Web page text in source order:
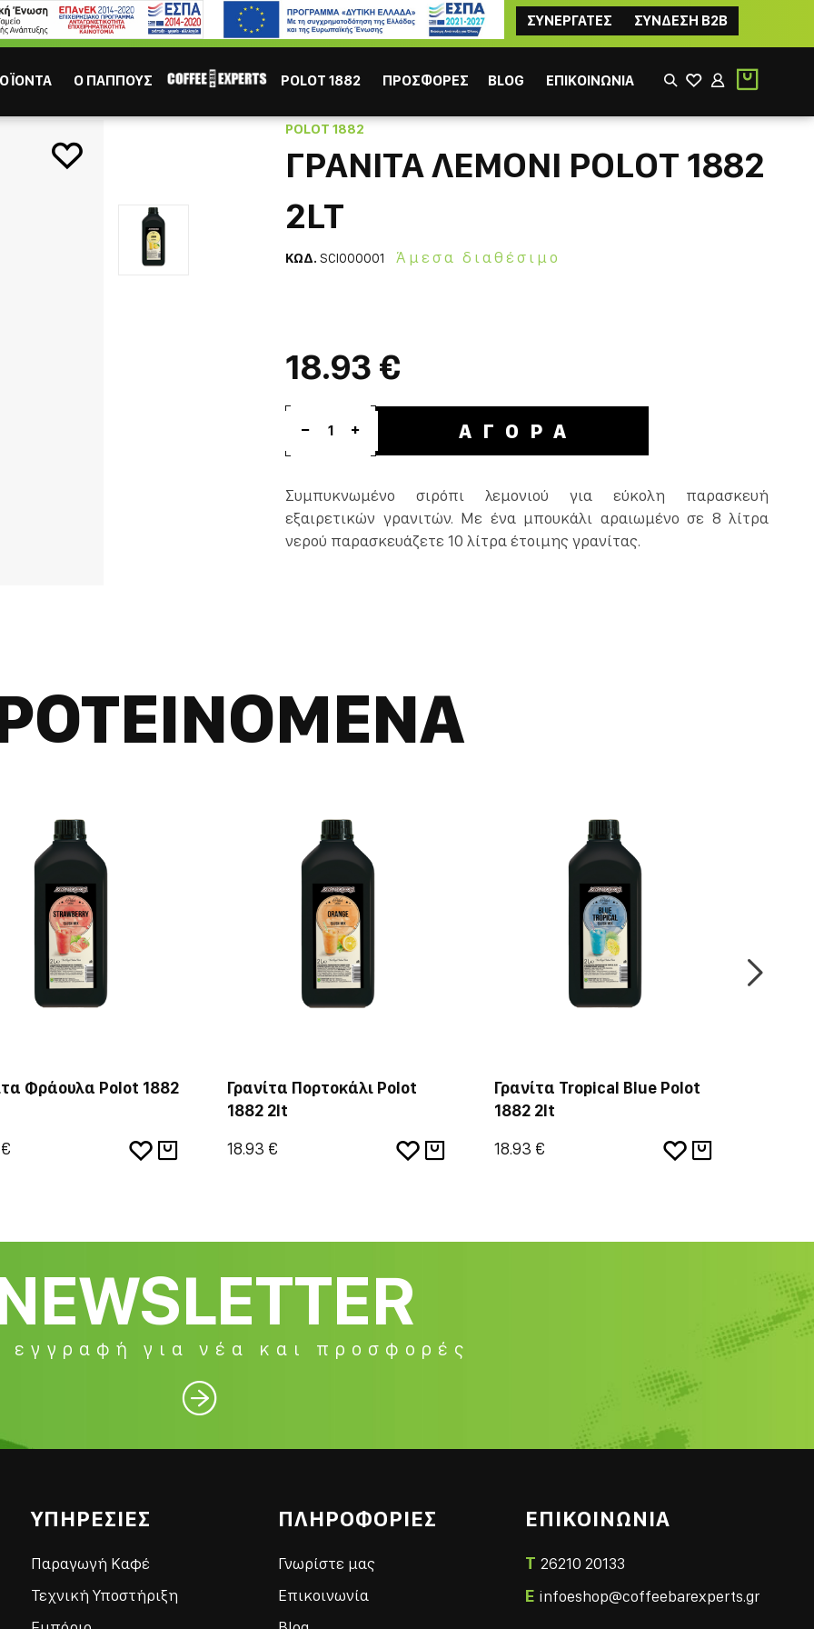
ΣΥΝΕΡΓΑΤΕΣ ΣΥΝΔΕΣΗ B2B
ΕΣΠΡΕΣΣΟ ΕΛΛΗΝΙΚΟΣ
Ο ΠΑΠΠΟΥΣ POLOT 1882 ΠΡΟΣΦΟΡΕΣ BLOG ΕΠΙΚΟΙΝΩΝΙΑ
ΙΣΩΣ ΣΕ ΕΝΔΙΑΦΕΡΟΥΝ
Σοκολάτα Χυμός
POLOT 1882
ΓΡΑΝΙΤΑ ΛΕΜΟΝΙ POLOT 1882
2LT
ΚΩΔ. SCI000001 Άμεσα διαθέσιμο
18.93 €
1 ΑΓΟΡΑ
Συμπυκνωμένο σιρόπι λεμονιού για εύκολη παρασκευή
εξαιρετικών γρανιτών. Με ένα μπουκάλι αραιωμένο σε 8 λίτρα
νερού παρασκευάζετε 10 λίτρα έτοιμης γρανίτας.
Φράουλα Polot 1882
Γρανίτα Πορτοκάλι Polot
1882 2lt
18.93 €
Γρανίτα Tropical Blue Polot
1882 2lt
18.93 €
εγγραφή για νέα και προσφορές

ΥΠΗΡΕΣΙΕΣ
Παραγωγή Καφέ
Τεχνική Υποστήριξη
ΠΛΗΡΟΦΟΡΙΕΣ
Γνωρίστε μας
Επικοινωνία
ΕΠΙΚΟΙΝΩΝΙΑ
T 26210 20133
E infoeshop@coffeebarexperts.gr